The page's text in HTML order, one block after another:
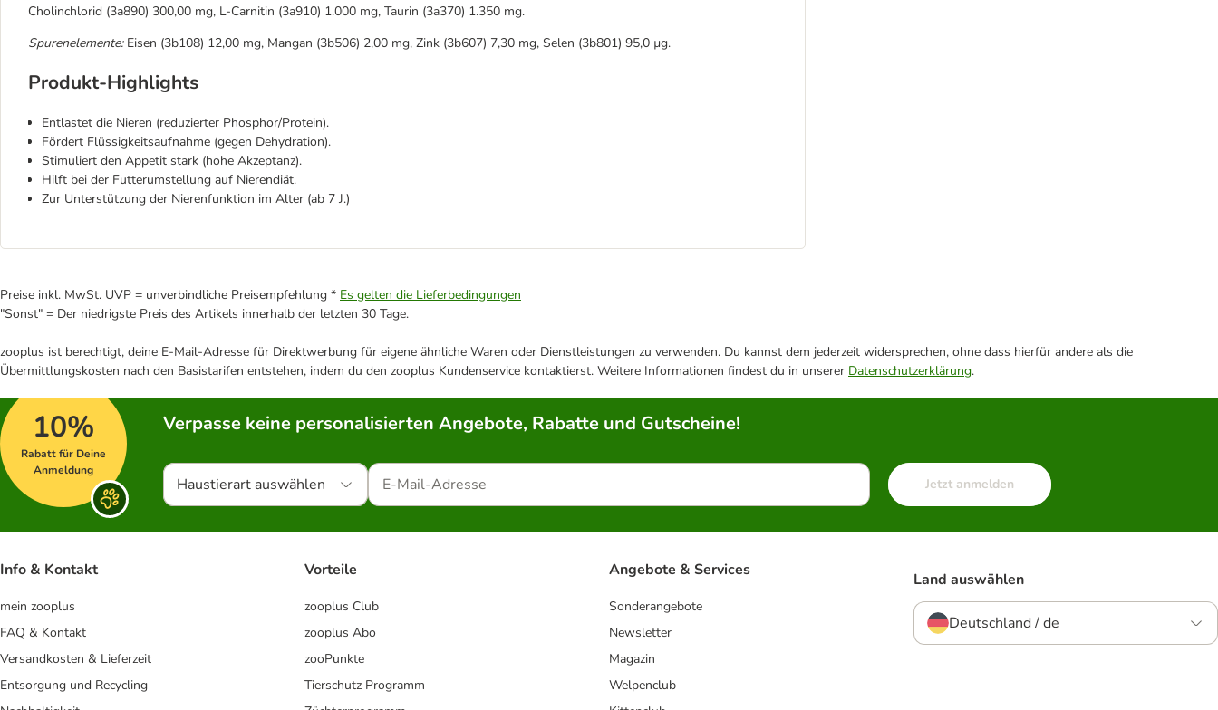
Cholinchlorid (3a890) 300,00 mg, L-Carnitin (3a910) 1.000 mg, Taurin (3a370) 1.350 mg.
Spurenelemente:Eisen (3b108) 12,00 mg, Mangan (3b506) 2,00 mg, Zink (3b607) 7,30 mg, Selen (3b801) 95,0 µg.
Produkt-Highlights
Entlastet die Nieren (reduzierter Phosphor/Protein).
Fördert Flüssigkeitsaufnahme (gegen Dehydration).
Stimuliert den Appetit stark (hohe Akzeptanz).
Hilft bei der Futterumstellung auf Nierendiät.
Zur Unterstützung der Nierenfunktion im Alter (ab 7 J.)
Preise inkl. MwSt. UVP = unverbindliche Preisempfehlung * Es gelten die Lieferbedingungen
"Sonst" = Der niedrigste Preis des Artikels innerhalb der letzten 30 Tage.
zooplus ist berechtigt, deine E-Mail-Adresse für Direktwerbung für eigene ähnliche Waren oder Dienstleistungen zu verwenden. Du kannst dem jederzeit widersprechen, ohne dass hierfür andere als die
Übermittlungskosten nach den Basistarifen entstehen, indem du den zooplus Kundenservice kontaktierst. Weitere Informationen findest du in unserer Datenschutzerklärung.
10%
Rabatt für Deine
Anmeldung
Verpasse keine personalisierten Angebote, Rabatte und Gutscheine!
Haustierart auswählen Jetzt anmelden
Info & Kontakt
mein zooplus
FAQ & Kontakt
Versandkosten & Lieferzeit
Entsorgung und Recycling
Vorteile
zooplus Club
zooplus Abo
zooPunkte
Tierschutz Programm
Angebote & Services
Sonderangebote
Newsletter
Magazin
Welpenclub
Land auswählen
Deutschland / de